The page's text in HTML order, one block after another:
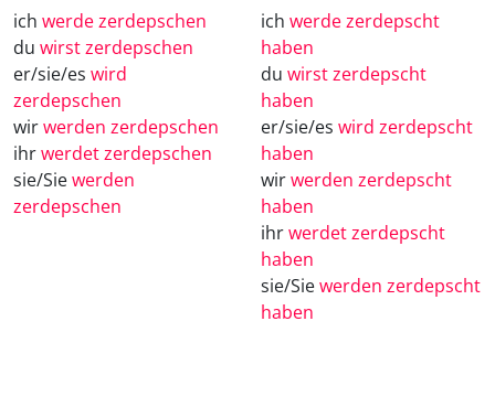
ich werde zerdepschen
du wirst zerdepschen
er/sie/es wird
zerdepschen
wirwerden zerdepschen
ihrwerdet zerdepschen
sie/Siewerden
zerdepschen
ich werde zerdepscht
haben
du wirst zerdepscht
haben
er/sie/es wird zerdepscht
haben
wirwerden zerdepscht
haben
ihrwerdet zerdepscht
haben
sie/Siewerden zerdepscht
haben